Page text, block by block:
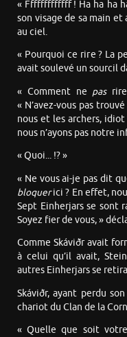
« Fffffffffffff ! Ha ha ha
son visage de sa main
au ciel.
« Pourquoi ce rire ? La
avait soulevé un sourcil
« Comment ne pasrire
« N’avez-vous pas
nous et les archers, idiot
nous n’ayons pas notre
« Quoi... !? »
« Ne vous ai-je pas dit
bloquerici ? En effet,
Sept Einherjars se sont
Soyez fier de vous, »
Comme Skáviðr avait
à celui qu’il avait,
autres Einherjars se
Skáviðr, ayant perdu
chariot du Clan de la
« Quelle que soit